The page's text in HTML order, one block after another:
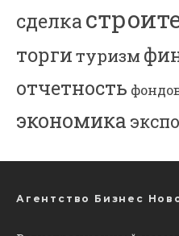
сделка
торгитуризм
отчетность
экономика
Агентство Бизнес